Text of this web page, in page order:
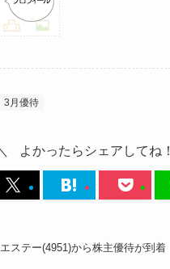
3月優待
よかったらシェアしてね！
エステー(4951)から株主優待が到着